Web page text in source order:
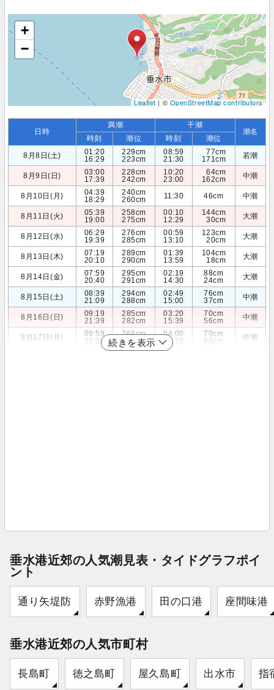
+
−
Leaflet| ©OpenStreetMap contributors
日時
満潮 干潮
潮名
時刻 潮位 時刻
潮位
8月8日(土)
01:20
16:29
229cm
223cm
08:59
21:30
77cm
171cm
若潮
8月9日(日)
03:00
17:39
228cm
242cm
10:20
23:00
64cm
162cm
中潮
8月10日(月)
04:39
18:29
240cm
260cm
11:30 46cm 中潮
8月11日(火)
05:39
19:00
258cm
275cm
00:10
12:29
144cm
30cm
大潮
8月12日(水)
06:29
19:39
276cm
285cm
00:59
13:10
123cm
20cm
大潮
8月13日(木)
07:19
20:10
289cm
290cm
01:39
13:59
104cm
18cm
大潮
8月14日(金)
07:59
20:40
295cm
291cm
02:19
14:30
88cm
24cm
大潮
8月15日(土)
08:39
21:09
294cm
288cm
02:49
15:00
76cm
37cm
中潮
8月16日(日)
09:19
21:39
285cm
282cm
03:20
15:39
70cm
56cm
中潮
8月17日(月)
09:59
22:00
269cm
272cm
04:00
16:10
70cm
80cm
中潮
続きを表示
垂水港近郊の人気潮見表・タイドグラフポイ
ント
通り矢堤防 赤野漁港 田の口港 座間味港
垂水港近郊の人気市町村
長島町 徳之島町 屋久島町 出水市 指